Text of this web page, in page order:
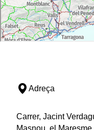
Adreça
Carrer, Jacint
Masnou, el